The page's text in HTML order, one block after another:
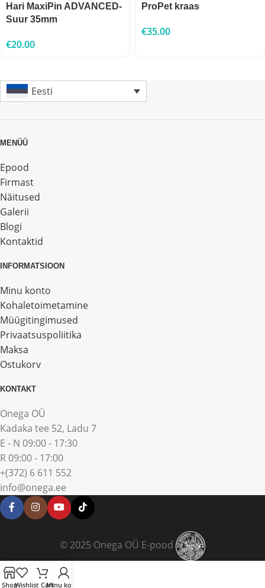
Hari MaxiPin ADVANCED-
Suur 35mm
€20.00
ProPet kraas
€35.00
Eesti
MENÜÜ
Epood
Firmast
Näitused
Galerii
Blogi
Kontaktid
INFORMATSIOON
Minu konto
Kohaletoimetamine
Müügitingimused
Privaatsuspoliitika
Maksa
Ostukorv
KONTAKT
Onega OÜ
Kadaka tee 52, Ladu 7
E - N 09:00 - 17:30
R 09:00 - 17:00
+(372) 6 611 552
info@onega.ee
© 2025 Onega OÜ E-pood
ShopWishlist Cart
Minu konto